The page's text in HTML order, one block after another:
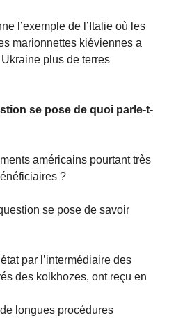
l’exemple de l’Italie où les
marionnettes kiéviennes a
plus de terres
se pose de quoi parle-t-
américains pourtant très
?
se pose de savoir
par l’intermédiaire des
des kolkhozes, ont reçu en
longues procédures